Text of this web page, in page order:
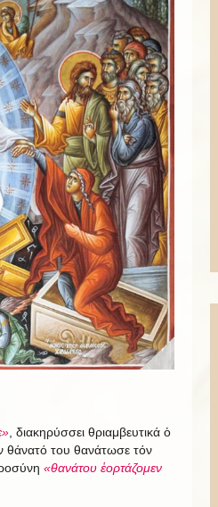
, διακηρύσσει θριαμβευτικά ὁ
θάνατό του θανάτωσε τόν
«θανάτου ἑορτάζομεν